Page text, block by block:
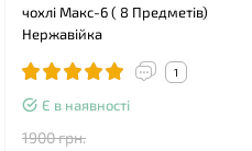
чохлі Макс-6 ( 8 Предметів)
Нержавійка
1
Є в наявності
1900 грн.